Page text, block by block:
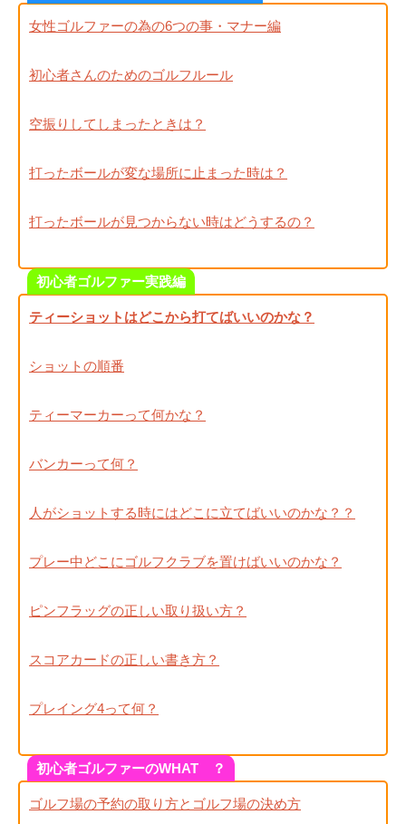
女性ゴルファーの為の6つの事・マナー編
初心者さんのためのゴルフルール
空振りしてしまったときは？
打ったボールが変な場所に止まった時は？
打ったボールが見つからない時はどうするの？
初心者ゴルファー実践編
ティーショットはどこから打てばいいのかな？
ショットの順番
ティーマーカーって何かな？
バンカーって何？
人がショットする時にはどこに立てばいいのかな？？
プレー中どこにゴルフクラブを置けばいいのかな？
ピンフラッグの正しい取り扱い方？
スコアカードの正しい書き方？
プレイング4って何？
初心者ゴルファーのWHAT ？
ゴルフ場の予約の取り方とゴルフ場の決め方